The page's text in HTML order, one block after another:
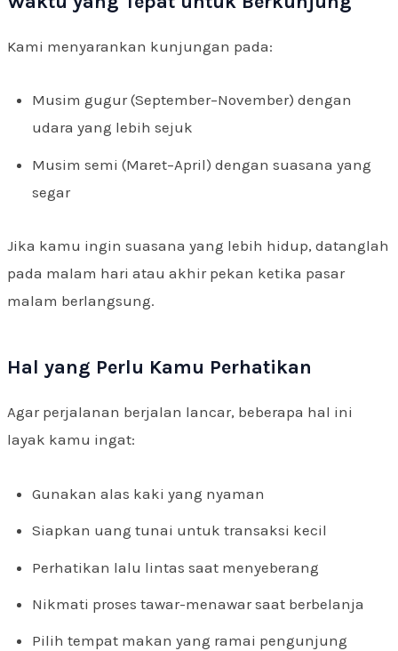
Kami menyarankan kunjungan pada:
Musim gugur (September–November) dengan
udara yang lebih sejuk
Musim semi (Maret–April) dengan suasana yang
segar
Jika kamu ingin suasana yang lebih hidup, datanglah
pada malam hari atau akhir pekan ketika pasar
malam berlangsung.
Hal yang Perlu Kamu Perhatikan
Agar perjalanan berjalan lancar, beberapa hal ini
layak kamu ingat:
Gunakan alas kaki yang nyaman
Siapkan uang tunai untuk transaksi kecil
Perhatikan lalu lintas saat menyeberang
Nikmati proses tawar-menawar saat berbelanja
Pilih tempat makan yang ramai pengunjung